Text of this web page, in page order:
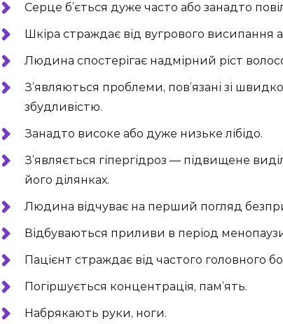
Серце б’ється дуже часто або занадто
Шкіра страждає від вугрового висипання
Людина спостерігає надмірний ріст
З’являються проблеми, пов’язані зі
збудливістю.
Занадто високе або дуже низьке лібідо.
З’являється гіпергідроз — підвищене
його ділянках.
Людина відчуває на перший погляд
Відбуваються приливи в період
Пацієнт страждає від частого головного
Погіршується концентрація, пам’ять.
Набрякають руки, ноги.